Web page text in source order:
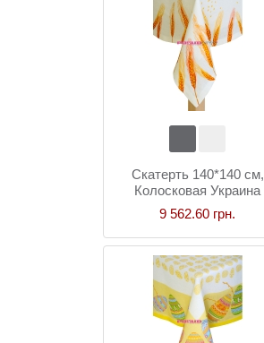
Скатерть 140*140 см,
Колосковая Украина
9 562.60 грн.